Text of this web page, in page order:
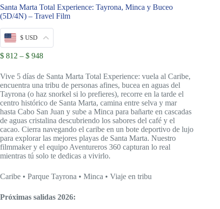
Santa Marta Total Experience: Tayrona, Minca y Buceo
(5D/4N) – Travel Film
$ USD
$ 812 – $ 948Price
$ 812
through
$ 948
Vive 5 días de Santa Marta Total Experience: vuela al Caribe,
encuentra una tribu de personas afines, bucea en aguas del
Tayrona (o haz snorkel si lo prefieres), recorre en la tarde el
centro histórico de Santa Marta, camina entre selva y mar
hasta Cabo San Juan y sube a Minca para bañarte en cascadas
de aguas cristalina descubriendo los sabores del café y el
cacao. Cierra navegando el caribe en un bote deportivo de lujo
para explorar las mejores playas de Santa Marta. Nuestro
filmmaker y el equipo Aventureros 360 capturan lo real
mientras tú solo te dedicas a vivirlo.
Caribe • Parque Tayrona • Minca • Viaje en tribu
Próximas salidas 2026: